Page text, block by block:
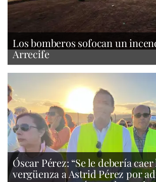
Los bomberos sofocan un
Arrecife
Óscar Pérez: “Se le debería
vergüenza a Astrid Pérez por